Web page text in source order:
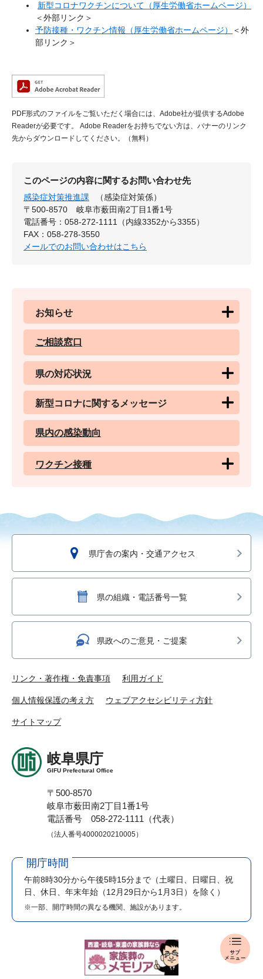
岐
阜
新型コロナワクチンについて（厚生労働省ホームページ）
＜外部リンク＞
予防接種・ワクチン情報（厚生労働省ホームページ）
＜外
部リンク＞
PDF形式のファイルをご覧いただく場合には、Adobe社が提供するAdobe
Readerが必要です。
Adobe Readerをお持ちでない方は、バナーのリンク
先からダウンロードしてください。（無料）
このページの内容に関するお問い合わせ先
感染症対策推進課
（感染症対策係）
〒500-8570
岐阜市薮田南2丁目1番1号
電話番号：058-272-1111（内線3352から3355）
FAX：058-278-3550
メールでのお問い合わせはこちら
お知らせ
ご相談窓口
県の対応状況
新型コロナに関するメッセージ
県内の感染動向
ワクチン接種
県庁舎の案内・交通アクセス
県の組織・電話番号一覧
県政へのご意見・ご提案
リンク・著作権・免責事項 利用ガイド
個人情報保護の考え方 ウェブアクセシビリティ方針
サイトマップ
岐阜県庁
GIFU Prefectural Office
〒500-8570
岐阜市薮田南2丁目1番1号
電話番号 058-272-1111（代表）
（法人番号4000020210005）
開庁時間
午前8時30分から午後5時15分まで （土曜日、日曜日、祝
日、休日、年末年始（12月29日から1月3日）を除く）
※一部、開庁時間の異なる機関、施設があります。